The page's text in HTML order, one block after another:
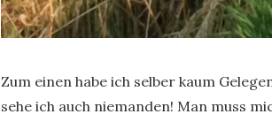
Zum einen habe ich selber kaum
sehe ich auch niemanden! Man muss